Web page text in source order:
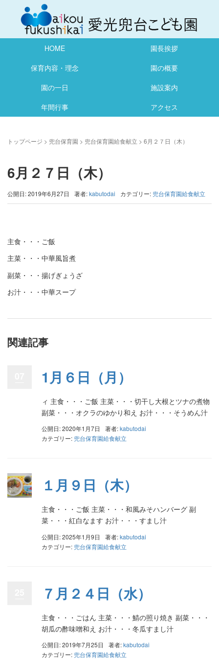
HOME
園長挨拶
保育内容・理念
園の概要
園の一日
施設案内
年間行事
アクセス
トップページ > 兜台保育園 > 兜台保育園給食献立 > 6月２７日（木）
6月２７日（木）
公開日: 2019年6月27日 著者:kabutodai カテゴリー: 兜台保育園給食献立
主食・・・ご飯
主菜・・・中華風旨煮
副菜・・・揚げぎょうざ
お汁・・・中華スープ
関連記事
1月６日（月）
ィ 主食・・・ご飯 主菜・・・切干し大根とツナの煮物
副菜・・・オクラのゆかり和え お汁・・・そうめん汁
公開日: 2020年1月7日 著者:kabutodai
カテゴリー: 兜台保育園給食献立
１月９日（木）
主食・・・ご飯 主菜・・・和風みそハンバーグ 副
菜・・・紅白なます お汁・・・すまし汁
公開日: 2025年1月9日 著者:kabutodai
カテゴリー: 兜台保育園給食献立
７月２４日（水）
主食・・・ごはん 主菜・・・鯖の照り焼き 副菜・・・
胡瓜の酢味噌和え お汁・・・冬瓜すまし汁
公開日: 2019年7月25日 著者:kabutodai
カテゴリー: 兜台保育園給食献立